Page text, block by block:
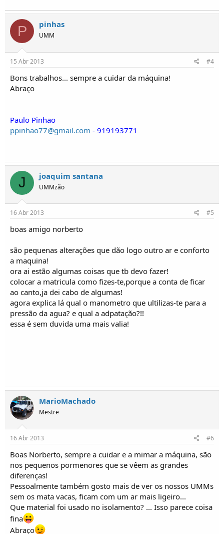
P pinhas
UMM
15 Abr 2013 #4
Bons trabalhos... sempre a cuidar da máquina!
Abraço
Paulo Pinhao
ppinhao77@gmail.com - 919193771
J joaquim santana
UMMzão
16 Abr 2013 #5
boas amigo norberto
são pequenas alterações que dão logo outro ar e conforto
a maquina!
ora ai estão algumas coisas que tb devo fazer!
colocar a matricula como fizes-te,porque a conta de ficar
ao canto,ja dei cabo de algumas!
agora explica lá qual o manometro que ultilizas-te para a
pressão da agua? e qual a adpatação?!!
essa é sem duvida uma mais valia!
MarioMachado
Mestre
16 Abr 2013 #6
Boas Norberto, sempre a cuidar e a mimar a máquina, são
nos pequenos pormenores que se vêem as grandes
diferenças!
Pessoalmente também gosto mais de ver os nossos UMMs
sem os mata vacas, ficam com um ar mais ligeiro...
Que material foi usado no isolamento? ... Isso parece coisa
fina
Abraço